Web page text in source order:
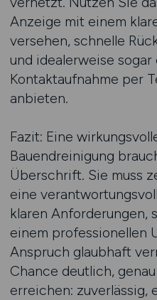
Anzeige mit einem
versehen, schnelle
und idealerweise
Kontaktaufnahme per
anbieten.
Fazit: Eine
Bauendreinigung
Überschrift. Sie muss
eine
klaren Anforderungen,
einem professionellen
Anspruch glaubhaft
Chance deutlich,
erreichen: zuverlässig,